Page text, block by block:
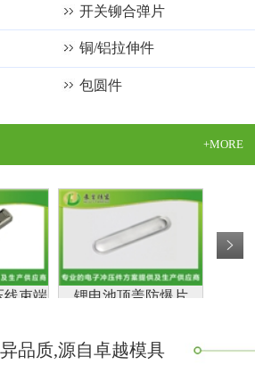
新能源汽车线束端子
微型马达冲压件
开关铆合弹片
铜/铝拉伸件
包圆件
屏蔽罩加工
铜薄片铝薄片
+MORE
线束端
锂电池顶盖防爆片
品质,源自卓越模具